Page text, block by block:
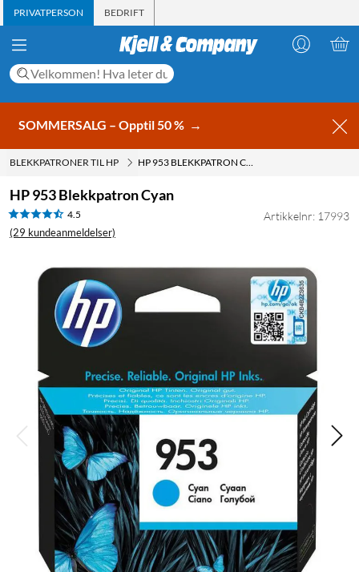
PRIVATPERSON BEDRIFT
SOMMERSALG – Opptil 50 % →
BLEKKPATRONER TIL HP HP 953 BLEKKPATRON CYAN
HP 953 Blekkpatron Cyan
4.5
(29 kundeanmeldelser)
Artikkelnr: 17993